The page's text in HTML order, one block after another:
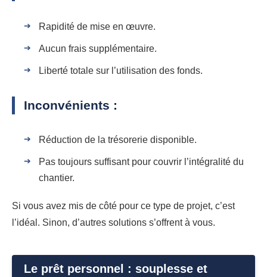
Rapidité de mise en œuvre.
Aucun frais supplémentaire.
Liberté totale sur l’utilisation des fonds.
Inconvénients :
Réduction de la trésorerie disponible.
Pas toujours suffisant pour couvrir l’intégralité du
chantier.
Si vous avez mis de côté pour ce type de projet, c’est
l’idéal. Sinon, d’autres solutions s’offrent à vous.
Le prêt personnel : souplesse et